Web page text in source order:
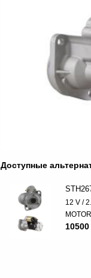
Доступные
12 V /